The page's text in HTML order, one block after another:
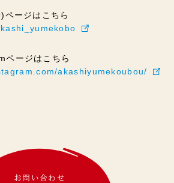
ージはこちら
ページはこちら
akashiyumekoubou/
お問い合わせ